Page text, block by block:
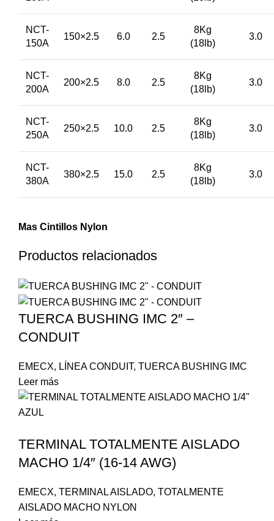
NCT-
150A
150×2.5 6.0 2.5
8Kg
(18lb)
3.0
NCT-
200A
200×2.5 8.0 2.5
8Kg
(18lb)
3.0
NCT-
250A
250×2.5 10.0 2.5
8Kg
(18lb)
3.0
NCT-
380A
380×2.5 15.0 2.5
8Kg
(18lb)
3.0
Mas Cintillos Nylon
Productos relacionados
TUERCA BUSHING IMC 2″ –
CONDUIT
EMECX, LÍNEA CONDUIT, TUERCA BUSHING IMC
Leer más
TERMINAL TOTALMENTE AISLADO
MACHO 1/4″ (16-14 AWG)
EMECX, TERMINAL AISLADO, TOTALMENTE
AISLADO MACHO NYLON